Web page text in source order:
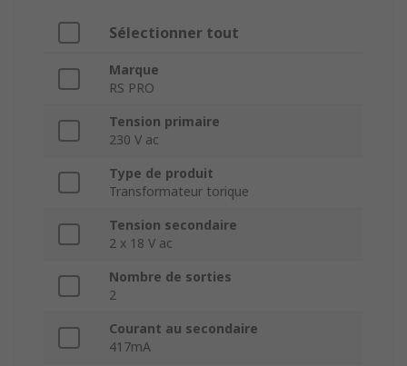
Sélectionner tout
Marque
RS PRO
Tension primaire
230 V ac
Type de produit
Transformateur torique
Tension secondaire
2 x 18 V ac
Nombre de sorties
2
Courant au secondaire
417mA